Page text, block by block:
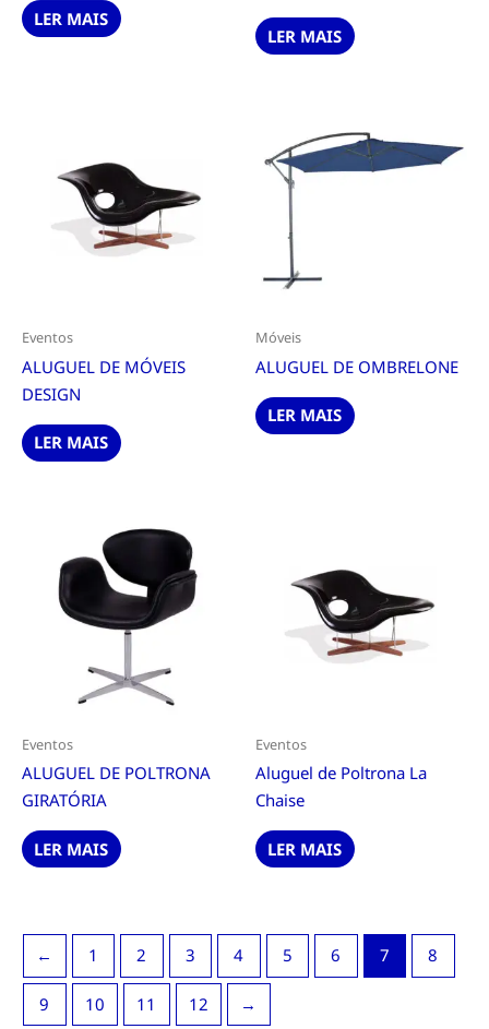
LER MAIS
LER MAIS
Eventos
ALUGUEL DE MÓVEIS
DESIGN
LER MAIS
Móveis
ALUGUEL DE OMBRELONE
LER MAIS
Eventos
ALUGUEL DE POLTRONA
GIRATÓRIA
LER MAIS
Eventos
Aluguel de Poltrona La
Chaise
LER MAIS
← 1 2 3 4 5 6 7 8
9 10 11 12 →